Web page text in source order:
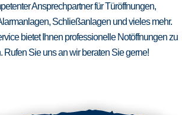
Ansprechpartner für Türöffnungen,
Schließanlagen und vieles mehr.
bietet Ihnen professionelle Notöffnungen zu
Rufen Sie uns an wir beraten Sie gerne!